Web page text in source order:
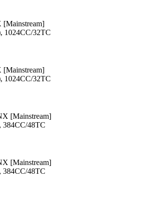
[Mainstream]
1024CC/32TC
[Mainstream]
1024CC/32TC
[Mainstream]
384CC/48TC
[Mainstream]
384CC/48TC